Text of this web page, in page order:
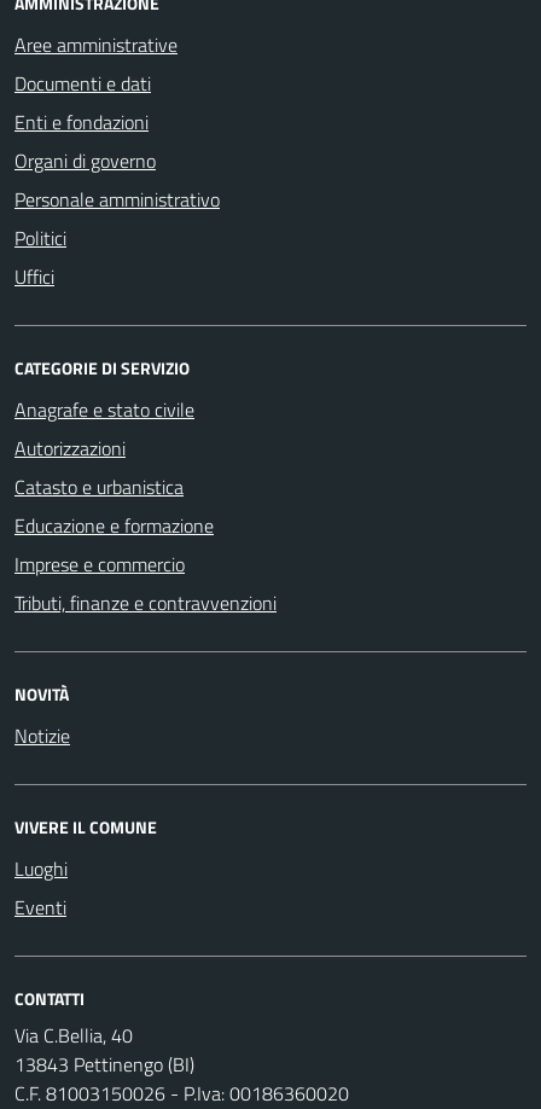
Aree amministrative
Documenti e dati
Enti e fondazioni
Organi di governo
Personale amministrativo
Politici
Uffici
CATEGORIE DI SERVIZIO
Anagrafe e stato civile
Autorizzazioni
Catasto e urbanistica
Educazione e formazione
Imprese e commercio
Tributi, finanze e contravvenzioni
NOVITÀ
Notizie
VIVERE IL COMUNE
Luoghi
Eventi
CONTATTI
Via C.Bellia, 40
13843 Pettinengo (BI)
C.F. 81003150026 - P.Iva: 00186360020